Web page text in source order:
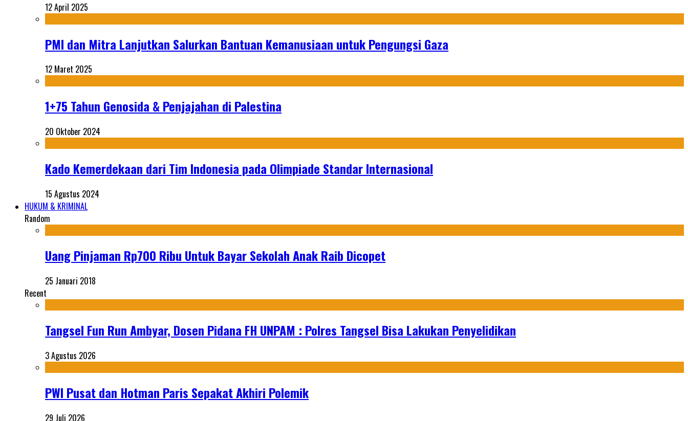
12 April 2025
PMI dan Mitra Lanjutkan Salurkan Bantuan Kemanusiaan untuk Pengungsi Gaza
12 Maret 2025
1+75 Tahun Genosida & Penjajahan di Palestina
20 Oktober 2024
Kado Kemerdekaan dari Tim Indonesia pada Olimpiade Standar Internasional
15 Agustus 2024
HUKUM & KRIMINAL
Random
Uang Pinjaman Rp700 Ribu Untuk Bayar Sekolah Anak Raib Dicopet
25 Januari 2018
Recent
Tangsel Fun Run Ambyar, Dosen Pidana FH UNPAM : Polres Tangsel Bisa Lakukan Penyelidikan
3 Agustus 2026
PWI Pusat dan Hotman Paris Sepakat Akhiri Polemik
29 Juli 2026